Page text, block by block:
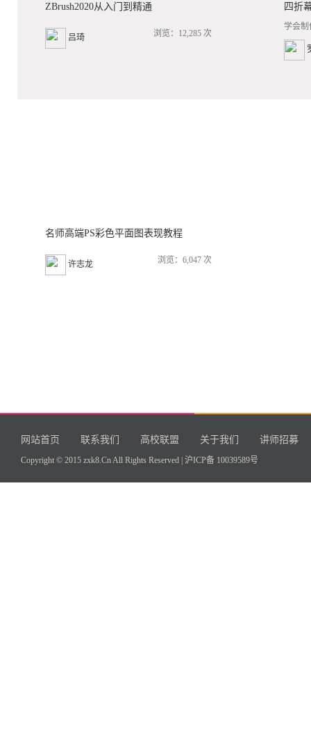
ZBrush2020从入门到精通
吕琦 浏览：12,285 次
四折
学会制
名师高端PS彩色平面图表现教程
许志龙 浏览：6,047 次
网站首页 联系我们 高校联盟 关于我们 讲师招募
Copyright © 2015 zxk8.Cn All Rights Reserved | 沪ICP备 10039589号